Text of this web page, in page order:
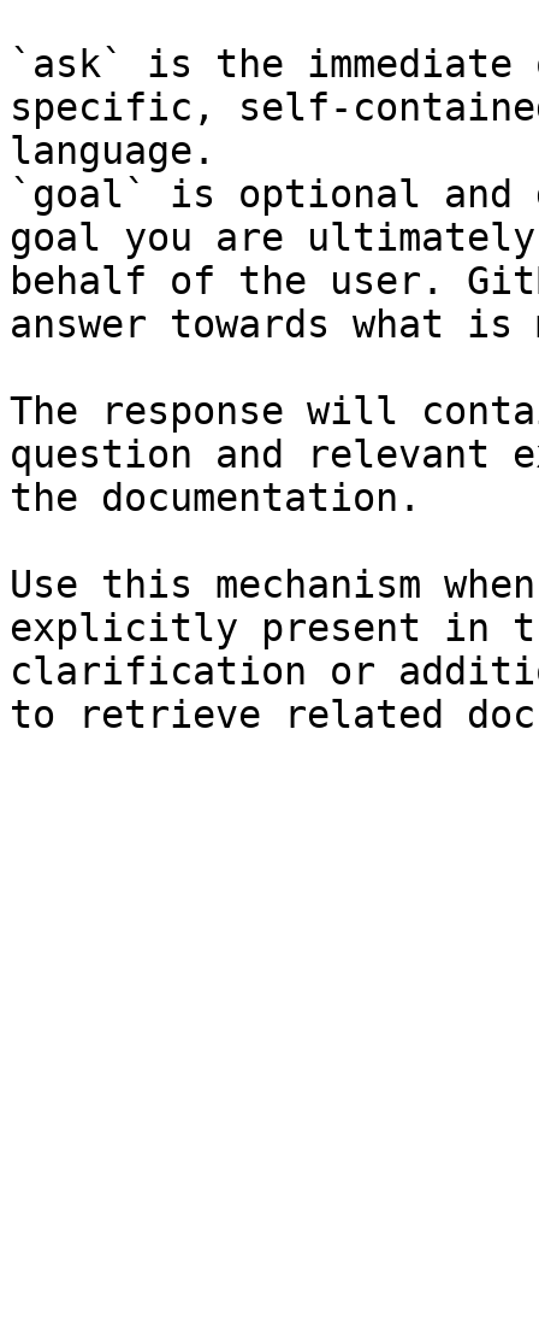
`ask` is the
specific, self-
language.
`goal` is optional and
goal you are
behalf of the user.
answer towards what
The response will
question and relevant
the documentation.
Use this mechanism
explicitly present in
clarification or